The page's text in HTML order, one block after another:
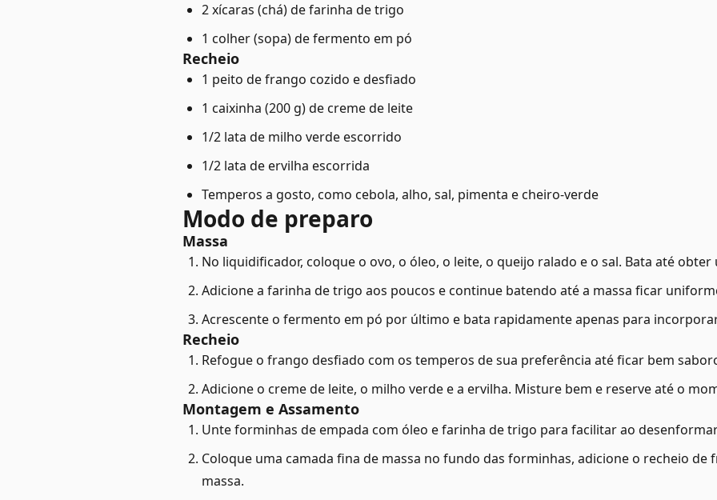
2 xícaras (chá) de farinha de trigo
1 colher (sopa) de fermento em pó
Recheio
1 peito de frango cozido e desfiado
1 caixinha (200 g) de creme de leite
1/2 lata de milho verde escorrido
1/2 lata de ervilha escorrida
Temperos a gosto, como cebola, alho, sal, pimenta e cheiro-verde
Modo de preparo
Massa
No liquidificador, coloque o ovo, o óleo, o leite, o queijo ralado e o sal. Bata até
Adicione a farinha de trigo aos poucos e continue batendo até a massa ficar
Acrescente o fermento em pó por último e bata rapidamente apenas para
Recheio
Refogue o frango desfiado com os temperos de sua preferência até ficar bem
Adicione o creme de leite, o milho verde e a ervilha. Misture bem e reserve até o
Montagem e Assamento
Unte forminhas de empada com óleo e farinha de trigo para facilitar ao
Coloque uma camada fina de massa no fundo das forminhas, adicione o recheio de
massa.